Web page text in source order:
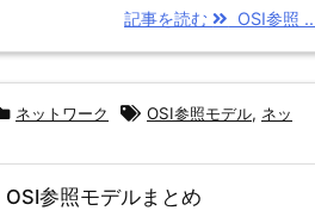
記事を読む OSI参照
ネットワーク OSI参照モデル, ネッ
OSI参照モデルまとめ